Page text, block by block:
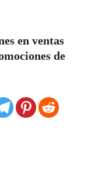
en ventas
de